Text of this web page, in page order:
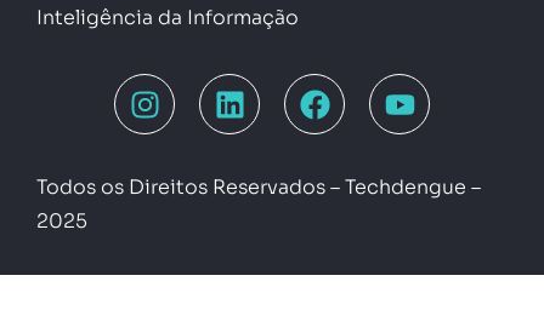
Inteligência da Informação
Todos os Direitos Reservados – Techdengue –
2025